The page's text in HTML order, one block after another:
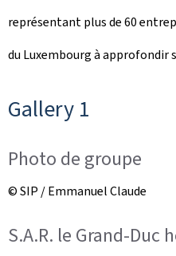
représentant plus de 60
du Luxembourg à approfondir
Gallery 1
Photo de groupe
© SIP / Emmanuel Claude
S.A.R. le Grand-Duc